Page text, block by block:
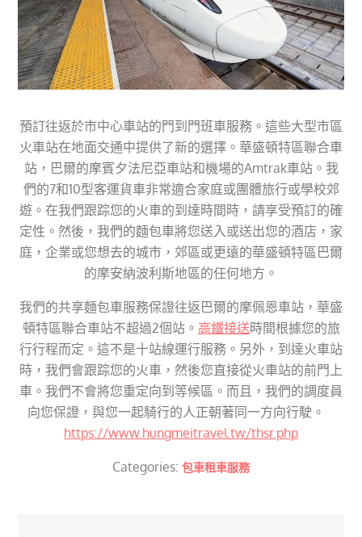
預訂往返於市中心車站的門到門班車服務。這些大型市區
火車站在地面交通中提供了新的選擇。華盛頓特區聯合車
站，巴爾的摩賓夕法尼亞車站和機場的Amtrak車站。我
們的7和10型客運貨車非常適合家庭或團體旅行或學校郊
遊。在我們跟踪您的火車的到達時間時，請享受預訂的確
定性。然後，我們的麵包車將您送入或送出您的酒店，家
庭，企業或您想去的城市，郊區或更遠的華盛頓特區巴爾
的摩安納波利斯地區的任何地方。
我們的共享麵包車服務保證往返巴爾的摩佩恩車站，華盛
頓特區聯合車站不超過2個站。 高鐵接送時間根據您的旅
行行程而定。這不是十站線運行服務。另外，到達火車站
時，我們會跟踪您的火車，然後您直接從火車站的前門上
車。我們不會將您重定向到等候區。而且，我們的調度員
向您保證，與您一起騎行的人正朝著同一方向行駛。
https://www.hungmeitravel.tw/thsr.php
Categories: 包車租車服務